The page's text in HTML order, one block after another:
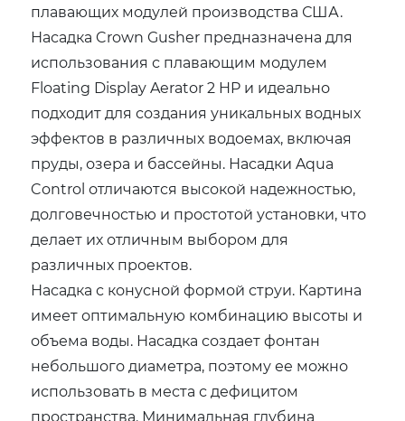
плавающих модулей производства США.
Насадка Crown Gusher предназначена для
использования с плавающим модулем
Floating Display Aerator 2 HP и идеально
подходит для создания уникальных водных
эффектов в различных водоемах, включая
пруды, озера и бассейны. Насадки Aqua
Control отличаются высокой надежностью,
долговечностью и простотой установки, что
делает их отличным выбором для
различных проектов.
Насадка с конусной формой струи. Картина
имеет оптимальную комбинацию высоты и
объема воды. Насадка создает фонтан
небольшого диаметра, поэтому ее можно
использовать в места с дефицитом
пространства. Минимальная глубина